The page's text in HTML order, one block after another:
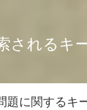
されるキ
題に関するキ